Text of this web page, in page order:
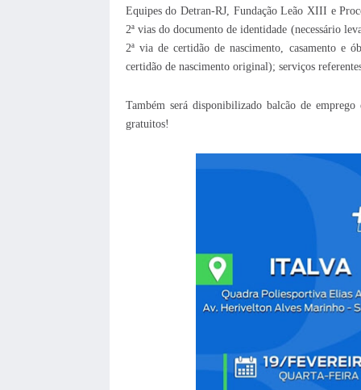
Equipes do Detran-RJ, Fundação Leão XIII e
2ª vias do documento de identidade (necessário
2ª via de certidão de nascimento, casamento e
certidão de nascimento original); serviços
Também será disponibilizado balcão de
gratuitos!